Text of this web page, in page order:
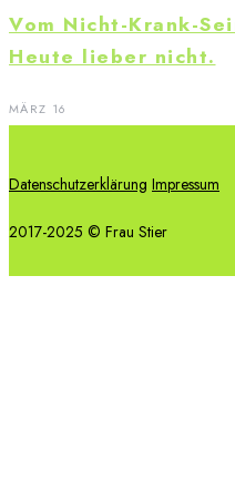
Vom Nicht-Krank-
Heute lieber nicht.
MÄRZ 16
Datenschutzerklärung Impressum
2017-2025 © Frau Stier